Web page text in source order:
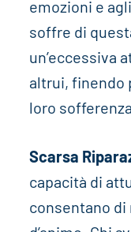
emozioni e
soffre di
un’eccessiva
altrui, finendo
loro
Scarsa
capacità di
consentano